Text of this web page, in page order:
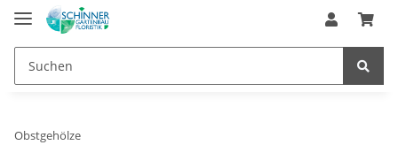
Obstgehölze